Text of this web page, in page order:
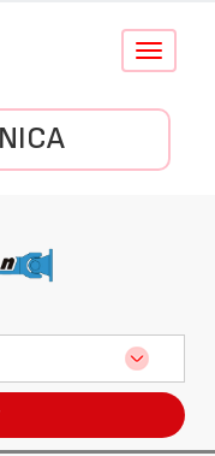
Conmutar